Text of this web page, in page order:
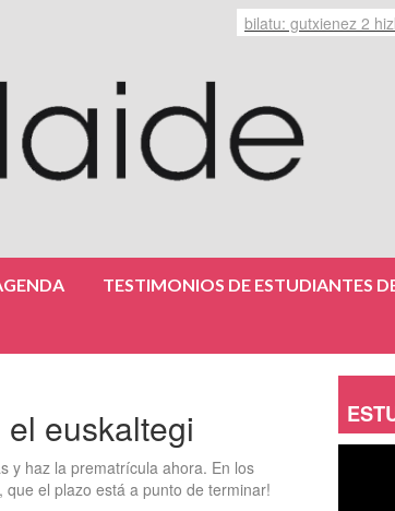
TESTIMONIOS DE ESTUDIANTES
euskaltegi
y haz la prematrícula ahora. En los
el plazo está a punto de terminar!